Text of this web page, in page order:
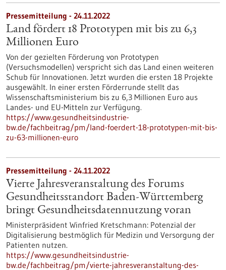
Pressemitteilung - 24.11.2022
Land fördert 18 Prototypen mit bis zu 6,3
Millionen Euro
Von der gezielten Förderung von Prototypen
(Versuchsmodellen) verspricht sich das Land einen weiteren
Schub für Innovationen. Jetzt wurden die ersten 18 Projekte
ausgewählt. In einer ersten Förderrunde stellt das
Wissenschaftsministerium bis zu 6,3 Millionen Euro aus
Landes- und EU-Mitteln zur Verfügung.
https://www.gesundheitsindustrie-
bw.de/fachbeitrag/pm/land-foerdert-18-prototypen-mit-bis-
zu-63-millionen-euro
Pressemitteilung - 24.11.2022
Vierte Jahresveranstaltung des Forums
Gesundheitsstandort Baden-Württemberg
bringt Gesundheitsdatennutzung voran
Ministerpräsident Winfried Kretschmann: Potenzial der
Digitalisierung bestmöglich für Medizin und Versorgung der
Patienten nutzen.
https://www.gesundheitsindustrie-
bw.de/fachbeitrag/pm/vierte-jahresveranstaltung-des-